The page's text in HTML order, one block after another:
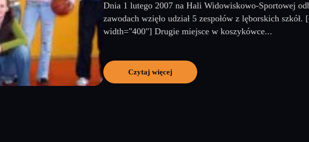
Dnia 1 lutego 2007 na Hali Widowiskowo-Sportowej
zawodach wzięło udział 5 zespołów z lęborskich
width="400"] Drugie miejsce w koszykówce...
Czytaj więcej